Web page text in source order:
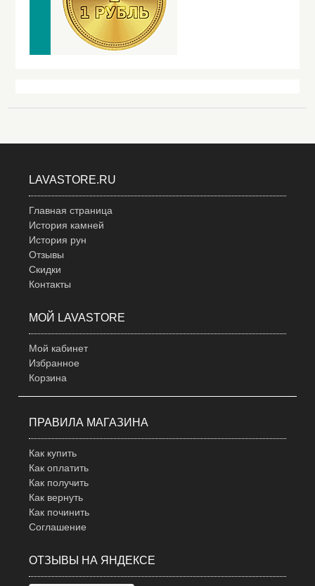
LAVASTORE.RU
Главная страница
История камней
История рун
Отзывы
Скидки
Контакты
МОЙ LAVASTORE
Мой кабинет
Избранное
Корзина
ПРАВИЛА МАГАЗИНА
Как купить
Как оплатить
Как получить
Как вернуть
Как починить
Соглашение
ОТЗЫВЫ НА ЯНДЕКСЕ